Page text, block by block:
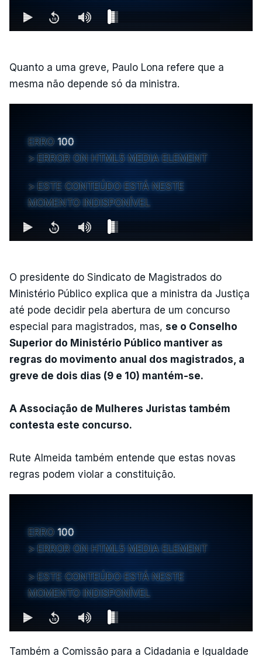
Quanto a uma greve, Paulo Lona refere que a
mesma não depende só da ministra.
ERRO 100
ERROR ON HTML5 MEDIA ELEMENT
ESTE CONTEÚDO ESTÁ NESTE
MOMENTO INDISPONÍVEL
O presidente do Sindicato de Magistrados do
Ministério Público explica que a ministra da Justiça
até pode decidir pela abertura de um concurso
especial para magistrados, mas, se o Conselho
Superior do Ministério Público mantiver as
regras do movimento anual dos magistrados, a
greve de dois dias (9 e 10) mantém-se.
A Associação de Mulheres Juristas também
contesta este concurso.
Rute Almeida também entende que estas novas
regras podem violar a constituição.
ERRO 100
ERROR ON HTML5 MEDIA ELEMENT
ESTE CONTEÚDO ESTÁ NESTE
MOMENTO INDISPONÍVEL
Também a Comissão para a Cidadania e Igualdade